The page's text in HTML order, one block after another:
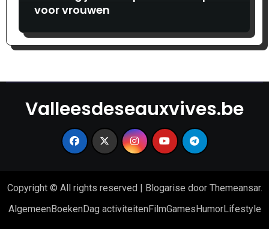
voor vrouwen
Valleesdeseauxvives.be
Copyright © All rights reserved Blogarise door Themeansar.
AlgemeenBoekenDag activiteitenFilmGamesHumorLifestyle